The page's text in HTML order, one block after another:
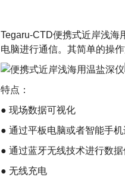
Tegaru-CTD便携式近岸浅海
电脑进行通信。其简单的操
特点：
● 现场数据可视化
● 通过平板电脑或者智能手
● 通过蓝牙无线技术进行数据
● 无线充电